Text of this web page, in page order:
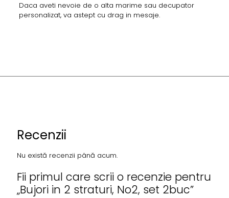
Daca aveti nevoie de o alta marime sau decupator
personalizat, va astept cu drag in mesaje.
Recenzii
Nu există recenzii până acum.
Fii primul care scrii o recenzie pentru
„Bujori in 2 straturi, No2, set 2buc”